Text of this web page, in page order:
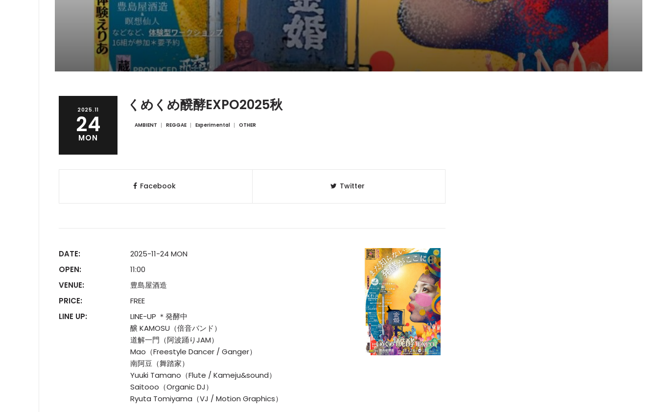
2025.11
24
MON
くめくめ醗酵EXPO2025秋
AMBIENT REGGAE Experimental OTHER
Facebook Twitter
DATE:
2025-11-24 MON
OPEN:
11:00
VENUE:
豊島屋酒造
PRICE:
FREE
LINE UP:
LINE-UP ＊発酵中
醸 KAMOSU（倍音バンド）
道解一門（阿波踊りJAM）
Mao（Freestyle Dancer / Ganger）
南阿豆（舞踏家）
Yuuki Tamano（Flute / Kameju&sound）
Saitooo（Organic DJ）
Ryuta Tomiyama（VJ / Motion Graphics）